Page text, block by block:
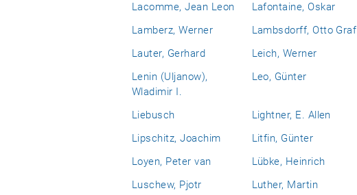
Lacomme, Jean Leon Lafontaine, Oskar
Lamberz, Werner
Lambsdorff, Otto Graf
Lauter, Gerhard
Leich, Werner
Lenin (Uljanow),
Wladimir I.
Leo, Günter
Liebusch Lightner, E. Allen
Lipschitz, Joachim
Litfin, Günter
Loyen, Peter van
Lübke, Heinrich
Luschew, Pjotr
Luther, Martin